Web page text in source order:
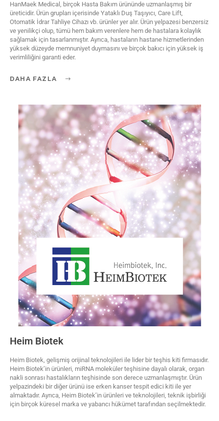
HanMaek Medical, birçok Hasta Bakım ürününde uzmanlaşmış bir
üreticidir. Ürün grupları içerisinde Yataklı Duş Taşıyıcı, Care Lift,
Otomatik İdrar Tahliye Cihazı vb. ürünler yer alır. Ürün yelpazesi benzersiz
ve yenilikçi olup, tümü hem bakım verenlere hem de hastalara kolaylık
sağlamak için tasarlanmıştır. Ayrıca, hastaların hastane hizmetlerinden
yüksek düzeyde memnuniyet duymasını ve birçok bakıcı için yüksek iş
verimliliğini garanti eder.
DAHA FAZLA
Heim Biotek
Heim Biotek, gelişmiş orijinal teknolojileri ile lider bir teşhis kiti firmasıdır.
Heim Biotek’in ürünleri, miRNA moleküler teşhisine dayalı olarak, organ
nakli sonrası hastalıkların teşhisinde son derece uzmanlaşmıştır. Ürün
yelpazindeki bir diğer ürünü ise erken kanser tespit edici kiti ile yer
almaktadır. Ayrıca, Heim Biotek’in ürünleri ve teknolojileri, teknik işbirliği
için birçok küresel marka ve yabancı hükümet tarafından seçilmektedir.